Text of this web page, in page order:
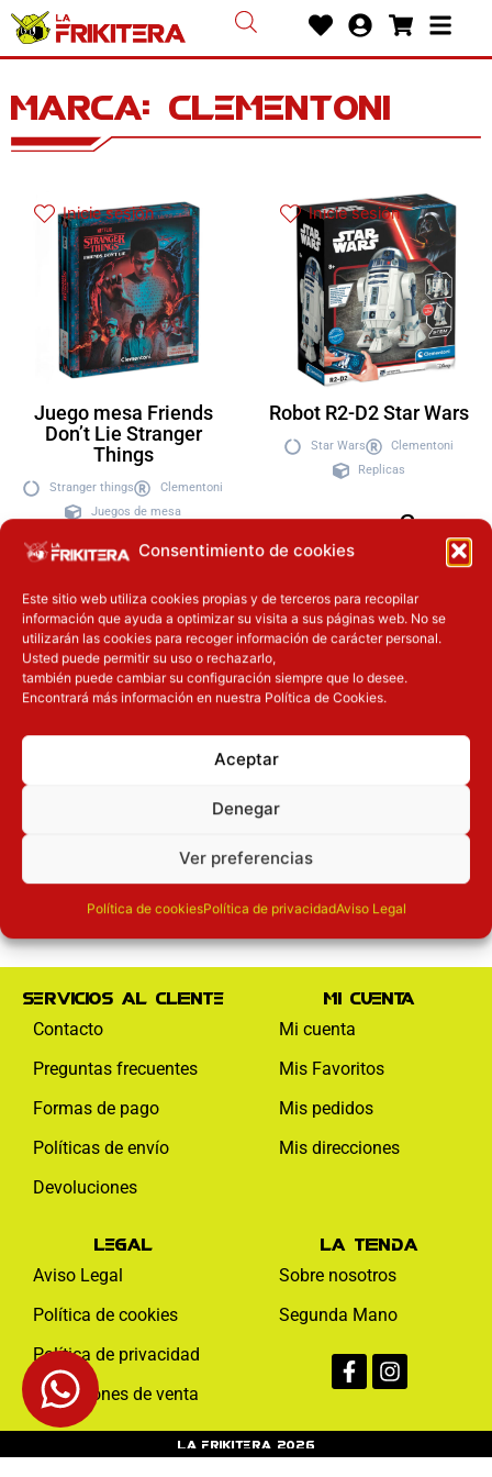
Consentimiento de cookies
Este sitio web utiliza cookies propias y de terceros para recopilar
información que ayuda a optimizar su visita a sus páginas web. No se
utilizarán las cookies para recoger información de carácter personal.
Usted puede permitir su uso o rechazarlo,
también puede cambiar su configuración siempre que lo desee.
Encontrará más información en nuestra Política de Cookies.
Aceptar
Denegar
Ver preferencias
Política de cookiesPolítica de privacidadAviso Legal
contenido
HeartUser-
circlecart
Bars
Marca: clementoni
Inicie sesión
Juego mesa Friends
Don’t Lie Stranger
Things
Stranger things
Clementoni
Juegos de mesa
30.90€
Añadir a
la cesta
Inicie sesión
Robot R2-D2 Star Wars
Star Wars
Clementoni
Replicas
79.90€
Añadir a la
cesta
Pago
seguro
visa
Cc-
paypal
Servicios al cliente
Contacto
Preguntas frecuentes
Formas de pago
Políticas de envío
Devoluciones
Mi cuenta
Mi cuenta
Mis Favoritos
Mis pedidos
Mis direcciones
Legal
Aviso Legal
Política de cookies
Política de privacidad
Condiciones de venta
La tienda
Sobre nosotros
Segunda Mano
f
La Frikitera 2026